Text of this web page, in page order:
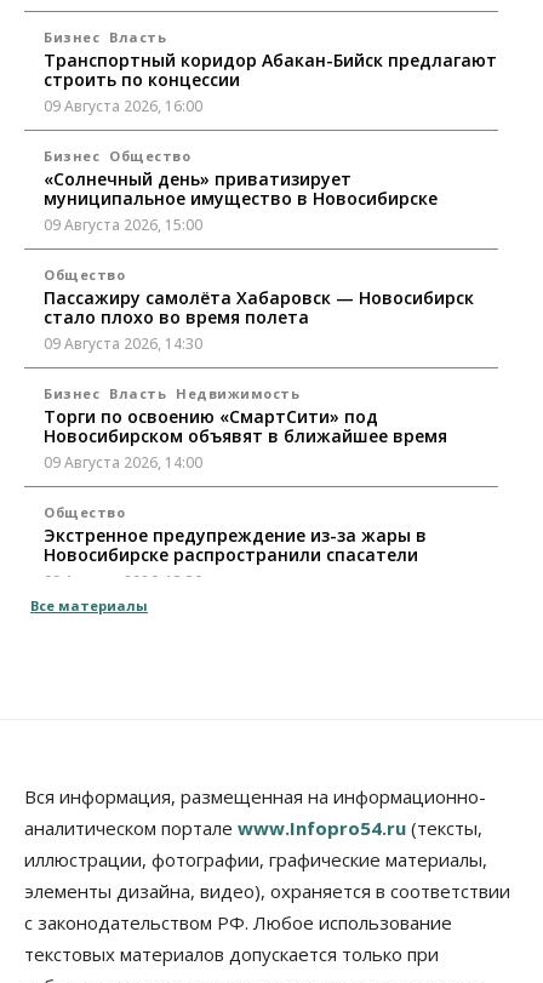
Бизнес Власть
Транспортный коридор Абакан-Бийск предлагают
строить по концессии
09 Августа 2026, 16:00
Бизнес Общество
«Солнечный день» приватизирует
муниципальное имущество в Новосибирске
09 Августа 2026, 15:00
Общество
Пассажиру самолёта Хабаровск — Новосибирск
стало плохо во время полета
09 Августа 2026, 14:30
Бизнес Власть Недвижимость
Торги по освоению «СмартСити» под
Новосибирском объявят в ближайшее время
09 Августа 2026, 14:00
Общество
Экстренное предупреждение из-за жары в
Новосибирске распространили спасатели
09 Августа 2026, 13:30
«бронировать» со школы
Авто Общество
Не катастрофа, а стресс-тест: эксперт
новосибирской сети СТО пояснил кому можно
заливать бензин Евро‑2
09 Августа 2026, 10:00
Все материалы
Вся информация, размещенная на информационно-
аналитическом портале www.Infopro54.ru (тексты,
иллюстрации, фотографии, графические материалы,
элементы дизайна, видео), охраняется в соответствии
с законодательством РФ. Любое использование
текстовых материалов допускается только при